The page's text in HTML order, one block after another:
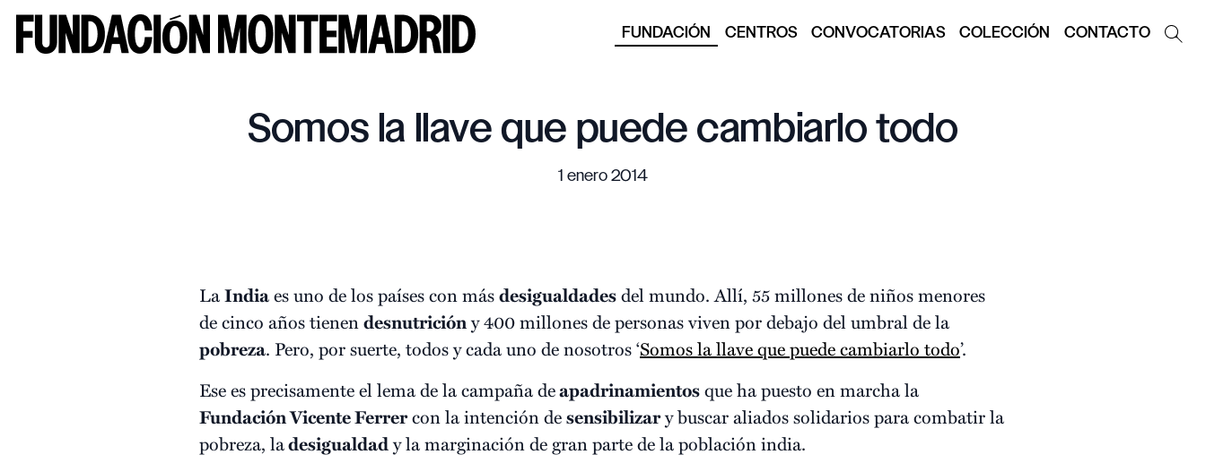
FUNDACIÓN CENTROS CONVOCATORIAS COLECCIÓN CONTACTO
Somos la llave que puede cambiarlo todo
1 enero 2014
LaIndiaes uno de los países con másdesigualdadesdel mundo. Allí, 55 millones de niños menores
de cinco años tienendesnutricióny 400 millones de personas viven por debajo del umbral de la
pobreza. Pero, por suerte, todos y cada uno de nosotros ‘Somos la llave que puede cambiarlo todo’.
Ese es precisamente el lema de la campaña deapadrinamientosque ha puesto en marcha la
Fundación Vicente Ferrercon la intención desensibilizary buscar aliados solidarios para combatir la
pobreza, ladesigualdady la marginación de gran parte de la población india.